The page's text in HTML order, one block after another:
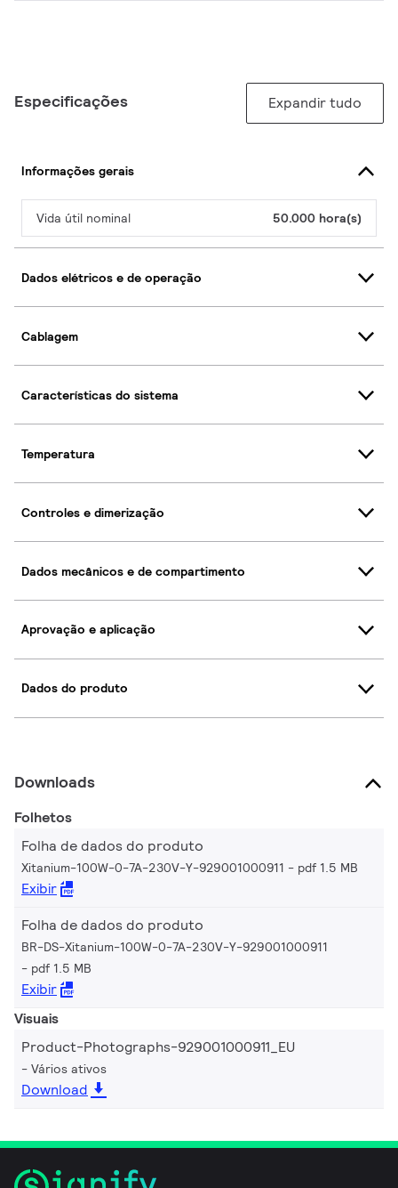
Especificações Expandir tudo
Informações gerais
Vida útil nominal 50.000 hora(s)
Dados elétricos e de operação
Cablagem
Características do sistema
Temperatura
Controles e dimerização
Dados mecânicos e de compartimento
Aprovação e aplicação
Dados do produto
Downloads
Folhetos
Folha de dados do produto
Xitanium-100W-0-7A-230V-Y-929001000911 pdf 1.5 MB
Exibir
Folha de dados do produto
BR-DS-Xitanium-100W-0-7A-230V-Y-929001000911
pdf 1.5 MB
Exibir
Visuais
Product-Photographs-929001000911_EU
Vários ativos
Download